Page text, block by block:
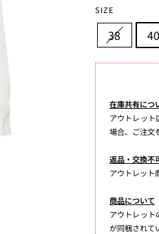
SIZE
38 40
在庫共有につ
アウトレット
場合、ご注文
返品・交換不
アウトレット
商品について
アウトレット
が同梱されて